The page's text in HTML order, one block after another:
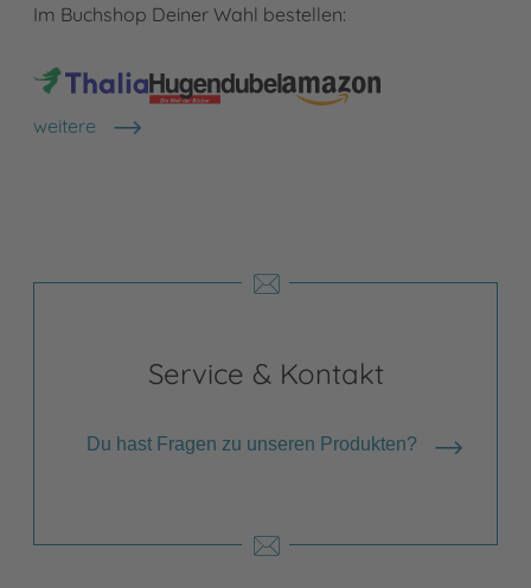
Im Buchshop Deiner Wahl bestellen:
weitere
Shops anzeigen
Service & Kontakt
Du hast Fragen zu unseren Produkten?